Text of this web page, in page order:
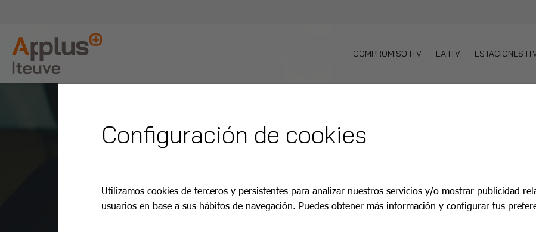
COMPROMISO ITV LA ITV ESTACIONES
Configuración de cookies
Utilizamos cookies de terceros y persistentes para analizar nuestros servicios y/o mostrar publicidad
usuarios en base a sus hábitos de navegación. Puedes obtener más información y configurar tus